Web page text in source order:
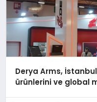
Derya Arms,
ürünlerini ve global